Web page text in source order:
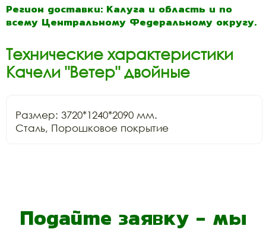
Регион доставки: Калуга и область и по
всему Центральному Федеральному округу.
Технические характеристики
Качели "Ветер" двойные
Размер: 3720*1240*2090 мм.
Сталь, Порошковое покрытие
Подайте заявку - мы